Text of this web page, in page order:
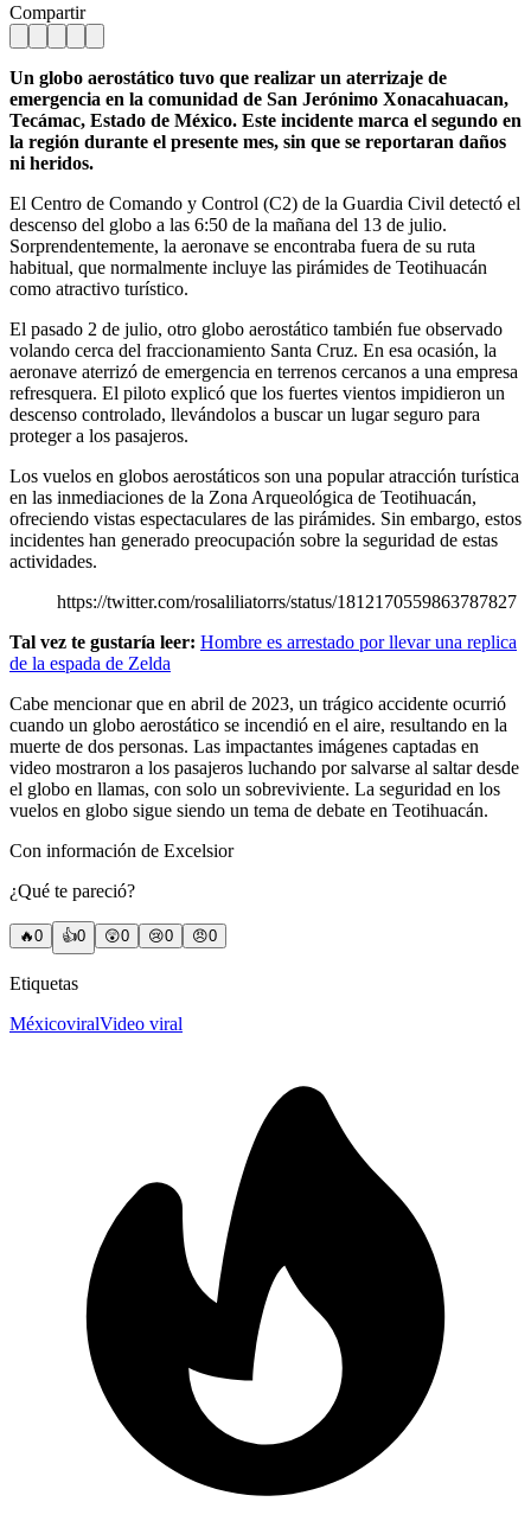
Compartir
Un globo aerostático tuvo que realizar un aterrizaje de
emergencia en la comunidad de San Jerónimo Xonacahuacan,
Tecámac, Estado de México. Este incidente marca el segundo en
la región durante el presente mes, sin que se reportaran daños
ni heridos.
El Centro de Comando y Control (C2) de la Guardia Civil detectó el
descenso del globo a las 6:50 de la mañana del 13 de julio.
Sorprendentemente, la aeronave se encontraba fuera de su ruta
habitual, que normalmente incluye las pirámides de Teotihuacán
como atractivo turístico.
El pasado 2 de julio, otro globo aerostático también fue observado
volando cerca del fraccionamiento Santa Cruz. En esa ocasión, la
aeronave aterrizó de emergencia en terrenos cercanos a una empresa
refresquera. El piloto explicó que los fuertes vientos impidieron un
descenso controlado, llevándolos a buscar un lugar seguro para
proteger a los pasajeros.
Los vuelos en globos aerostáticos son una popular atracción turística
en las inmediaciones de la Zona Arqueológica de Teotihuacán,
ofreciendo vistas espectaculares de las pirámides. Sin embargo, estos
incidentes han generado preocupación sobre la seguridad de estas
actividades.
https://twitter.com/rosaliliatorrs/status/1812170559863787827
Tal vez te gustaría leer: Hombre es arrestado por llevar una replica
de la espada de Zelda
Cabe mencionar que en abril de 2023, un trágico accidente ocurrió
cuando un globo aerostático se incendió en el aire, resultando en la
muerte de dos personas. Las impactantes imágenes captadas en
video mostraron a los pasajeros luchando por salvarse al saltar desde
el globo en llamas, con solo un sobreviviente. La seguridad en los
vuelos en globo sigue siendo un tema de debate en Teotihuacán.
Con información de Excelsior
¿Qué te pareció?
🔥0 👍0 😲0 😢0 😠0
Etiquetas
MéxicoviralVideo viral